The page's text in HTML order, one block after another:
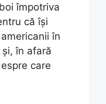
împotriva
că își
în
în afară
care